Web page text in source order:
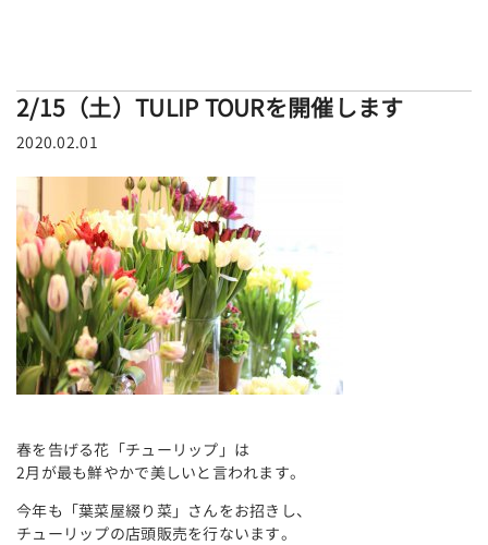
2/15（土）TULIP TOURを開催します
2020.02.01
春を告げる花「チューリップ」は
2月が最も鮮やかで美しいと言われます。
今年も「葉菜屋綴り菜」さんをお招きし、
チューリップの店頭販売を行ないます。